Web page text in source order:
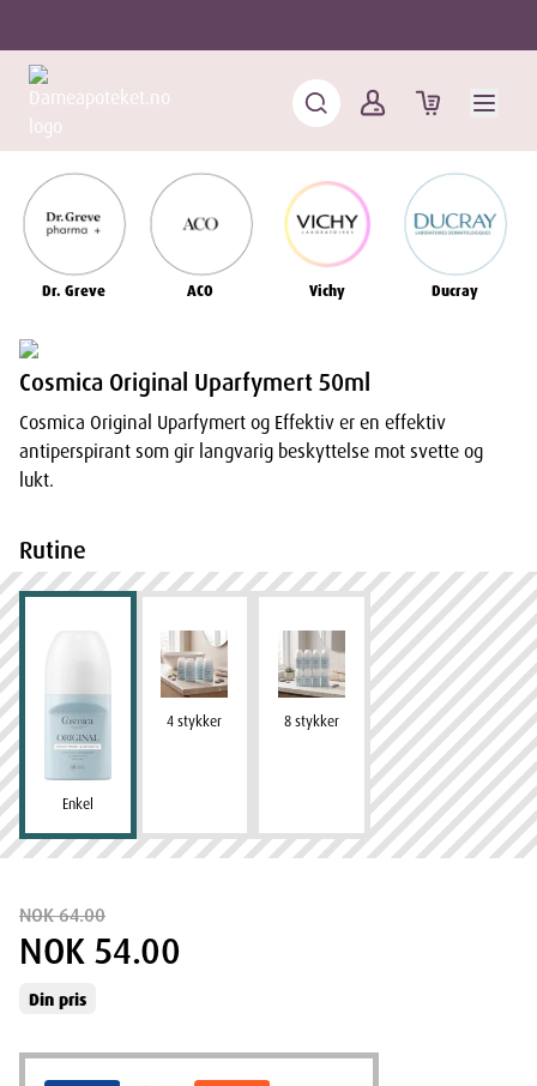
Dr. Greve ACO Vichy Ducray
Cosmica Original Uparfymert 50ml
Cosmica Original Uparfymert og Effektiv er en effektiv
antiperspirant som gir langvarig beskyttelse mot svette og
lukt.
Rutine
Enkel
4 stykker 8 stykker
NOK 64.00
NOK 54.00
Din pris